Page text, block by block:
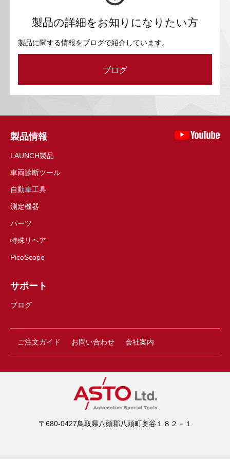
製品の詳細をお知りになりたい方
製品に関する情報をブログで紹介しています。
ブログ
製品情報
LAUNCH製品
車両診断ツール
自動車工具
測定機器
パーツ
特殊リペア
PicoScope
サポート
ブログ
ご注文ガイド お問い合わせ 会社案内
〒680-0427鳥取県八頭郡八頭町奥谷１８２－１